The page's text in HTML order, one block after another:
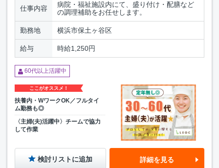
仕事内容
病院・福祉施設内にて、盛り付け・配膳など
の調理補助をお任せします。
勤務地 横浜市保土ヶ谷区
給与 時給1,250円
60代以上活躍中
ここがオススメ！
扶養内・WワークOK／フルタイ
ム勤務も◎
〈主婦(夫)活躍中〉チームで協力
して作業
検討リストに追加 詳細を見る